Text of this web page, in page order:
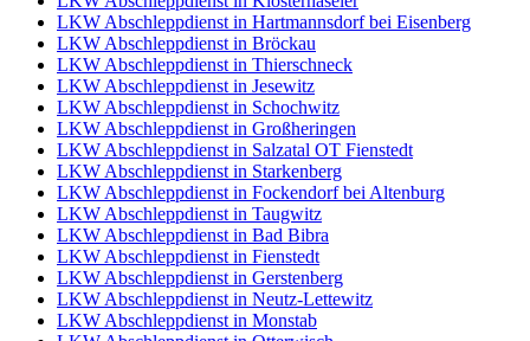
LKW Abschleppdienst in Hartmannsdorf bei Eisenberg
LKW Abschleppdienst in Bröckau
LKW Abschleppdienst in Thierschneck
LKW Abschleppdienst in Jesewitz
LKW Abschleppdienst in Schochwitz
LKW Abschleppdienst in Großheringen
LKW Abschleppdienst in Salzatal OT Fienstedt
LKW Abschleppdienst in Starkenberg
LKW Abschleppdienst in Fockendorf bei Altenburg
LKW Abschleppdienst in Taugwitz
LKW Abschleppdienst in Bad Bibra
LKW Abschleppdienst in Fienstedt
LKW Abschleppdienst in Gerstenberg
LKW Abschleppdienst in Neutz-Lettewitz
LKW Abschleppdienst in Monstab